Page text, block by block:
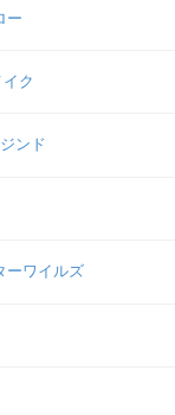
ー
ク
ンド
ーワイルズ